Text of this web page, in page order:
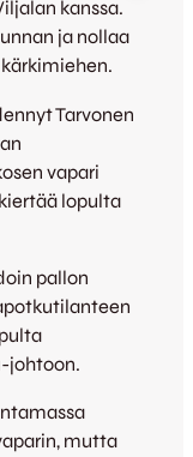
kanssa.
ja nollaa
Tarvonen
vapari
lopulta
pallon
johtoon.
mutta